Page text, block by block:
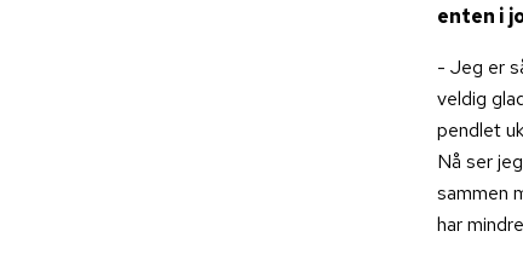
enten i
- Jeg er
veldig
pendlet
Nå ser
sammen
har